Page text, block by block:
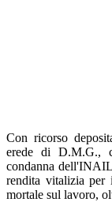
Con ricorso
erede di D.M.G.,
condanna
rendita vitalizia per
mortale sul lavoro,